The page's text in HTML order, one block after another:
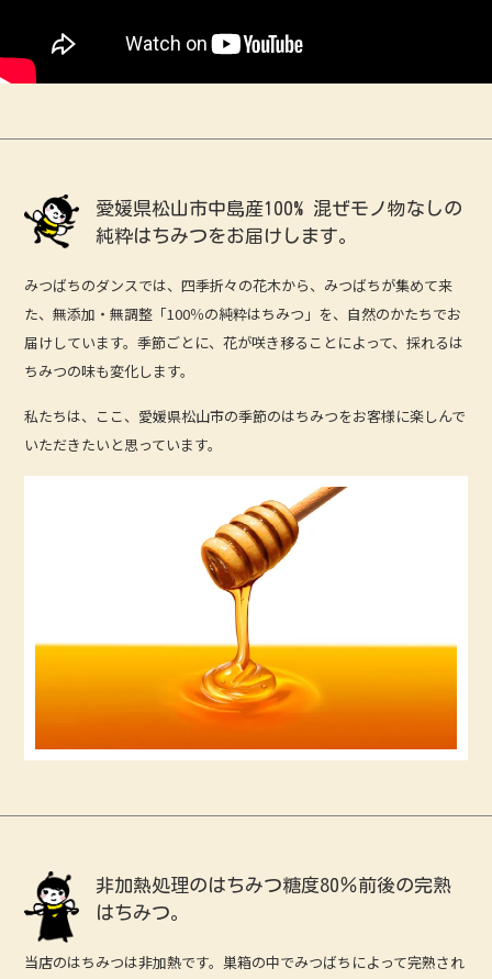
愛媛県松山市中島産100% 混ぜモノ物なしの
純粋はちみつをお届けします。
みつばちのダンスでは、四季折々の花木から、みつばちが集めて来
た、無添加・無調整「100％の純粋はちみつ」を、自然のかたちでお
届けしています。季節ごとに、花が咲き移ることによって、採れるは
ちみつの味も変化します。
私たちは、ここ、愛媛県松山市の季節のはちみつをお客様に楽しんで
いただきたいと思っています。
非加熱処理のはちみつ糖度80％前後の完熟
はちみつ。
当店のはちみつは非加熱です。巣箱の中でみつばちによって完熟され